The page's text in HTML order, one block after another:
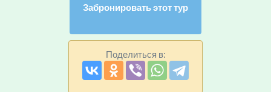
Забронировать этот тур
Поделиться в: